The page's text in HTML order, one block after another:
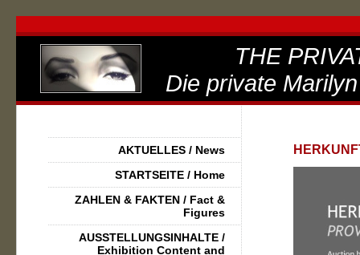
THE
Die private Marilyn
AKTUELLES / News
STARTSEITE / Home
ZAHLEN & FAKTEN / Fact &
Figures
AUSSTELLUNGSINHALTE /
Exhibition Content and